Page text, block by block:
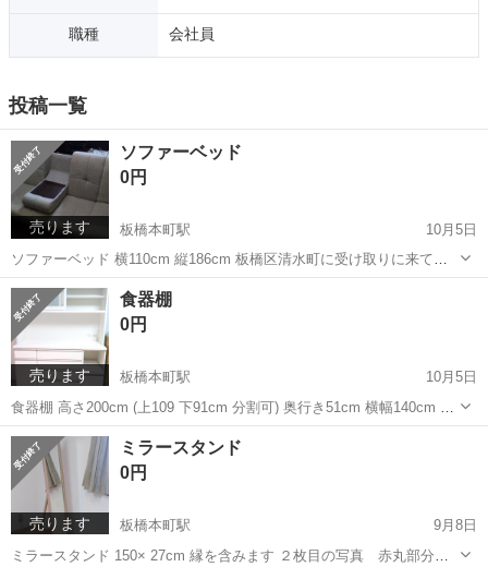
職種 会社員
投稿一覧
売ります
ソファーベッド
0円
板橋本町駅
10月5日
ソファーベッド 横110cm 縦186cm 板橋区清水町に受け取りに来てく
ださる方 土日、夜受け渡し可能です。 よろしくお願いします。
東京 板橋区 板橋本町駅
売ります
食器棚
0円
板橋本町駅
10月5日
食器棚 高さ200cm (上109 下91cm 分割可) 奥行き51cm 横幅140cm 板
橋区清水町まで受け取りに来て 搬出を手伝ってくださる方 二階ベラン
ダから吊り下げでおろすため 多少時間がかかると思います。
東京 板橋区 板橋本町駅 収納家具
売ります
ミラースタンド
0円
板橋本町駅
9月8日
ミラースタンド 150× 27cm 縁を含みます ２枚目の写真 赤丸部分が